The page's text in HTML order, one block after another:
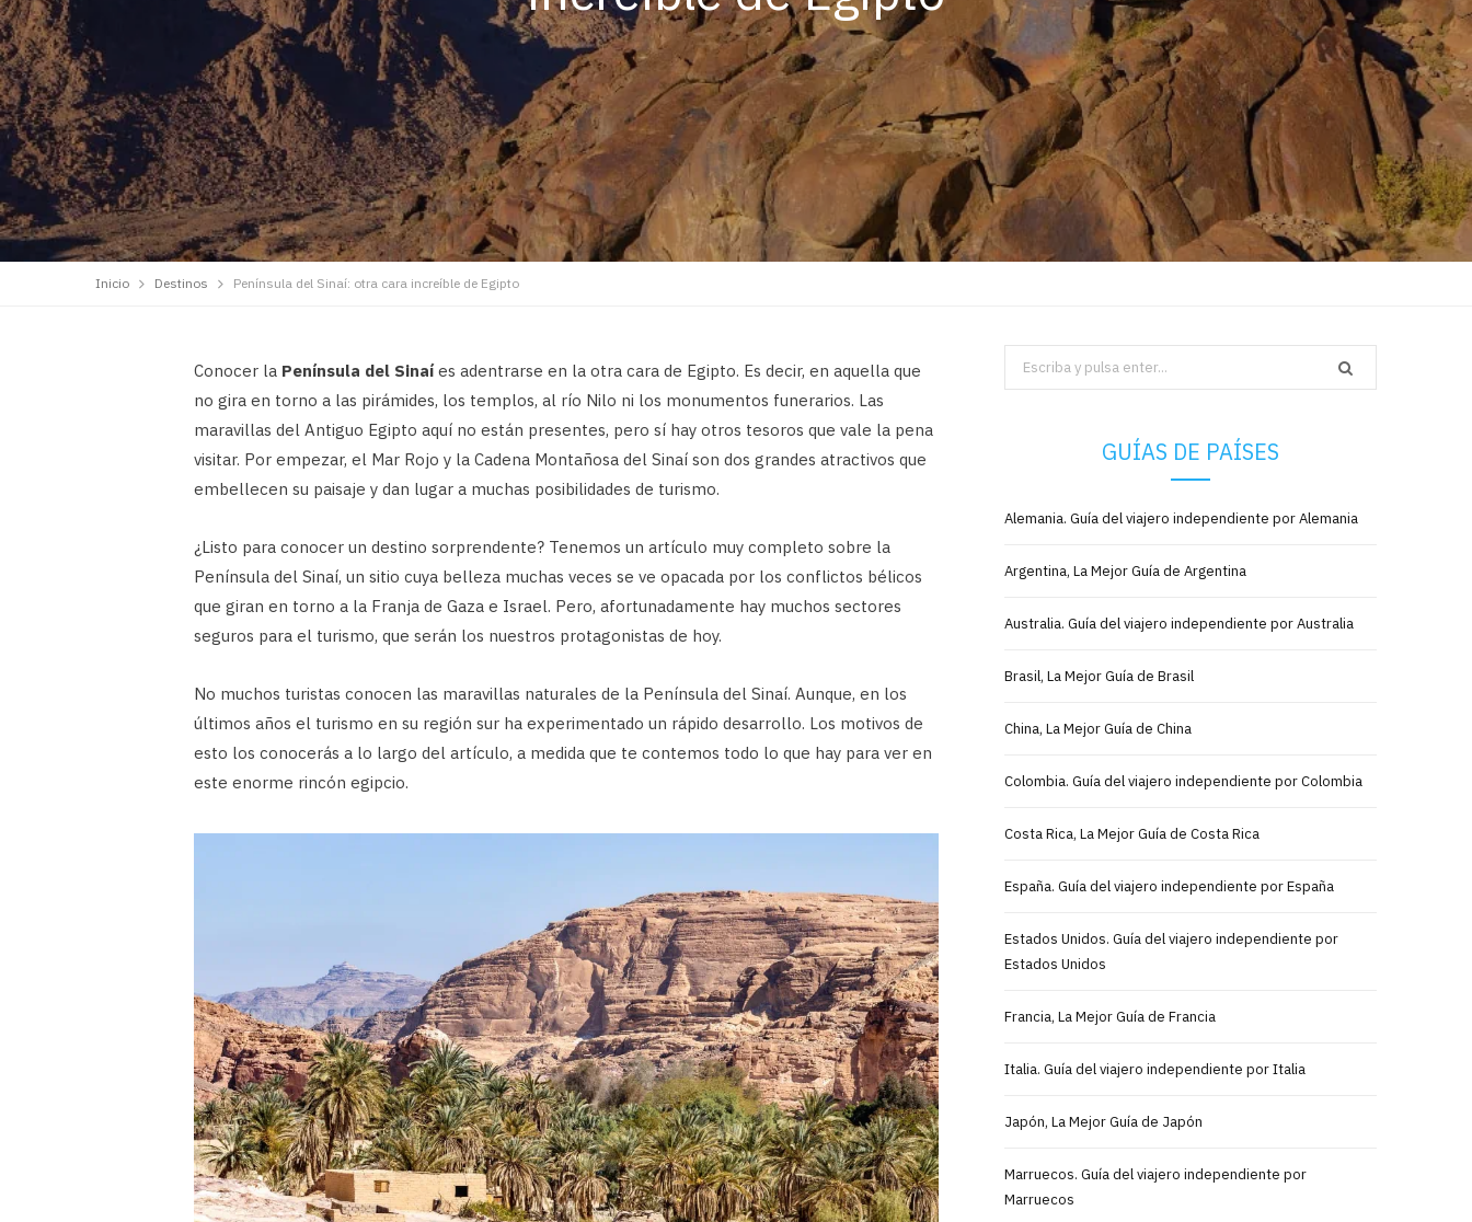
Inicio Destinos Península del Sinaí: otra cara increíble de Egipto
Conocer la Península del Sinaíes adentrarse en la otra cara de Egipto. Es decir, en aquella que
no gira en torno a las pirámides, los templos, al río Nilo ni los monumentos funerarios. Las
maravillas del Antiguo Egipto aquí no están presentes, pero sí hay otros tesoros que vale la pena
visitar. Por empezar, el Mar Rojo y la Cadena Montañosa del Sinaí son dos grandes atractivos que
embellecen su paisaje y dan lugar a muchas posibilidades de turismo.
¿Listo para conocer un destino sorprendente? Tenemos un artículo muy completo sobre la
Península del Sinaí, un sitio cuya belleza muchas veces se ve opacada por los conflictos bélicos
que giran en torno a la Franja de Gaza e Israel. Pero, afortunadamente hay muchos sectores
seguros para el turismo, que serán los nuestros protagonistas de hoy.
No muchos turistas conocen las maravillas naturales de la Península del Sinaí. Aunque, en los
últimos años el turismo en su región sur ha experimentado un rápido desarrollo. Los motivos de
esto los conocerás a lo largo del artículo, a medida que te contemos todo lo que hay para ver en
este enorme rincón egipcio.
Search
for:
GUÍAS DE PAÍSES
Alemania. Guía del viajero independiente por Alemania
Argentina, La Mejor Guía de Argentina
Australia. Guía del viajero independiente por Australia
Brasil, La Mejor Guía de Brasil
China, La Mejor Guía de China
Colombia. Guía del viajero independiente por Colombia
Costa Rica, La Mejor Guía de Costa Rica
España. Guía del viajero independiente por España
Estados Unidos. Guía del viajero independiente por
Estados Unidos
Francia, La Mejor Guía de Francia
Italia. Guía del viajero independiente por Italia
Japón, La Mejor Guía de Japón
Marruecos. Guía del viajero independiente por
Marruecos